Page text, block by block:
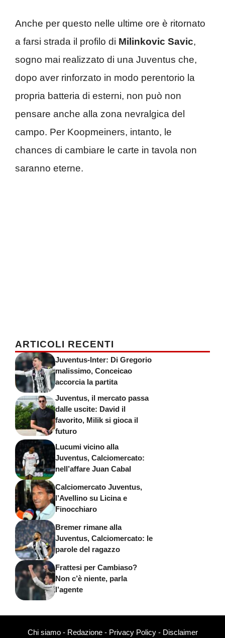
Anche per questo nelle ultime ore è ritornato
a farsi strada il profilo di Milinkovic Savic,
sogno mai realizzato di una Juventus che,
dopo aver rinforzato in modo perentorio la
propria batteria di esterni, non può non
pensare anche alla zona nevralgica del
campo. Per Koopmeiners, intanto, le
chances di cambiare le carte in tavola non
saranno eterne.
ARTICOLI RECENTI
Juventus-Inter: Di Gregorio
malissimo, Conceicao
accorcia la partita
Juventus, il mercato passa
dalle uscite: David il
favorito, Milik si gioca il
futuro
Lucumi vicino alla
Juventus, Calciomercato:
nell’affare Juan Cabal
Calciomercato Juventus,
l’Avellino su Licina e
Finocchiaro
Bremer rimane alla
Juventus, Calciomercato: le
parole del ragazzo
Frattesi per Cambiaso?
Non c’è niente, parla
l’agente
Chi siamo- Redazione- Privacy Policy- Disclaimer